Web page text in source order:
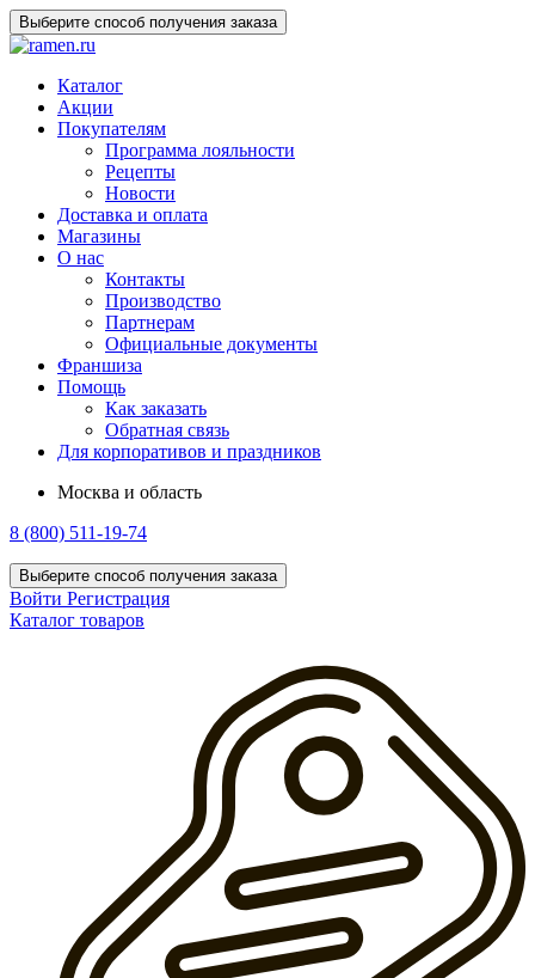
Выберите способ получения заказа
Каталог
Акции
Покупателям
Программа лояльности
Рецепты
Новости
Доставка и оплата
Магазины
О нас
Контакты
Производство
Партнерам
Официальные документы
Франшиза
Помощь
Как заказать
Обратная связь
Для корпоративов и праздников
Москва и область
8 (800) 511-19-74
Выберите способ получения заказа
Войти Регистрация
Каталог товаров